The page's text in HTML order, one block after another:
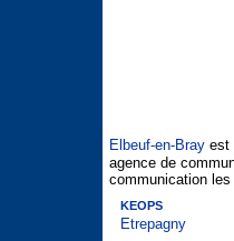
Elbeuf-en-Bray est
agence de
communication
KEOPS
Etrepagny